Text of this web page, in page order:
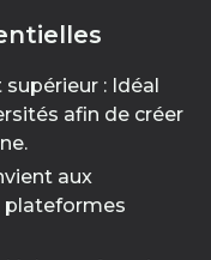
: Idéal
afin de créer
aux
plateformes